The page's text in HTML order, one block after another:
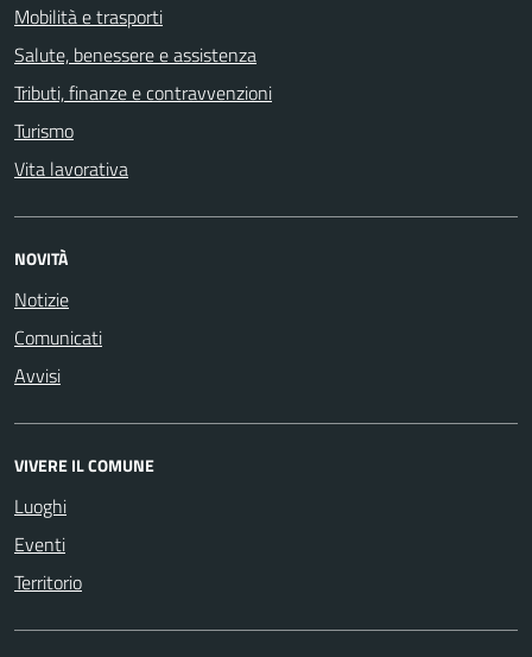
Mobilità e trasporti
Salute, benessere e assistenza
Tributi, finanze e contravvenzioni
Turismo
Vita lavorativa
NOVITÀ
Notizie
Comunicati
Avvisi
VIVERE IL COMUNE
Luoghi
Eventi
Territorio